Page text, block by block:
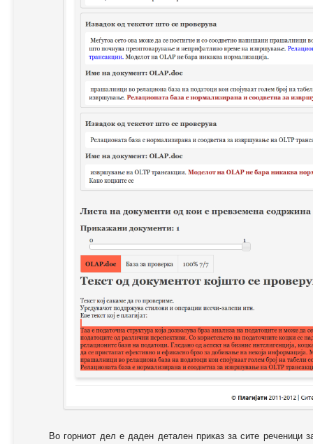
Во горниот дел е даден детален приказ за сите реченици